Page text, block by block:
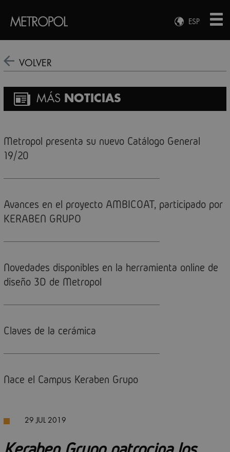
ESP
ENG
VOLVER
MÁS NOTICIAS
Metropol presenta su nuevo Catálogo General
19/20
Avances en el proyecto AMBICOAT, participado por
KERABEN GRUPO
Novedades disponibles en la herramienta online de
diseño 3D de Metropol
Claves de la cerámica
Nace el Campus Keraben Grupo
29 JUL 2019